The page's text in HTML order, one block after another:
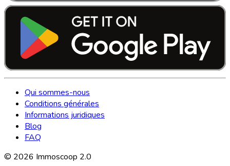
Qui sommes-nous
Conditions générales
Informations juridiques
Blog
FAQ
© 2026 Immoscoop 2.0